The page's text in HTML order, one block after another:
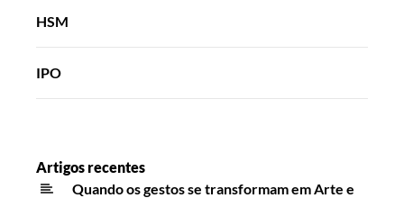
HSM
IPO
Artigos recentes
Quando os gestos se transformam em Arte e